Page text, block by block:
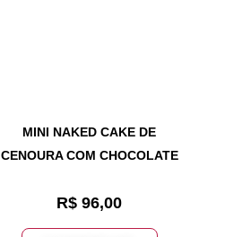
MINI NAKED CAKE DE
CENOURA COM CHOCOLATE
R$ 96,00